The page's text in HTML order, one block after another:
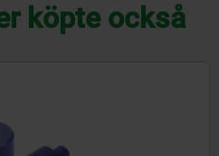
köpte också